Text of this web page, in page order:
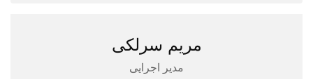
مریم سرلکی
مدیر اجرایی